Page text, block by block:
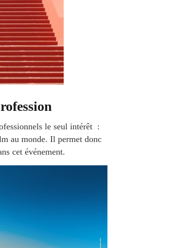
le seul intérêt :
au monde. Il permet donc
cet événement.